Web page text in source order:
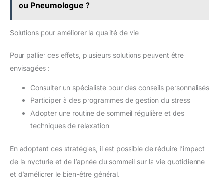
ou Pneumologue ?
Solutions pour améliorer la qualité de vie
Pour pallier ces effets, plusieurs solutions peuvent être
envisagées :
Consulter un spécialiste pour des conseils personnalisés
Participer à des programmes de gestion du stress
Adopter une routine de sommeil régulière et des
techniques de relaxation
En adoptant ces stratégies, il est possible de réduire l’impact
de la nycturie et de l’apnée du sommeil sur la vie quotidienne
et d’améliorer le bien-être général.